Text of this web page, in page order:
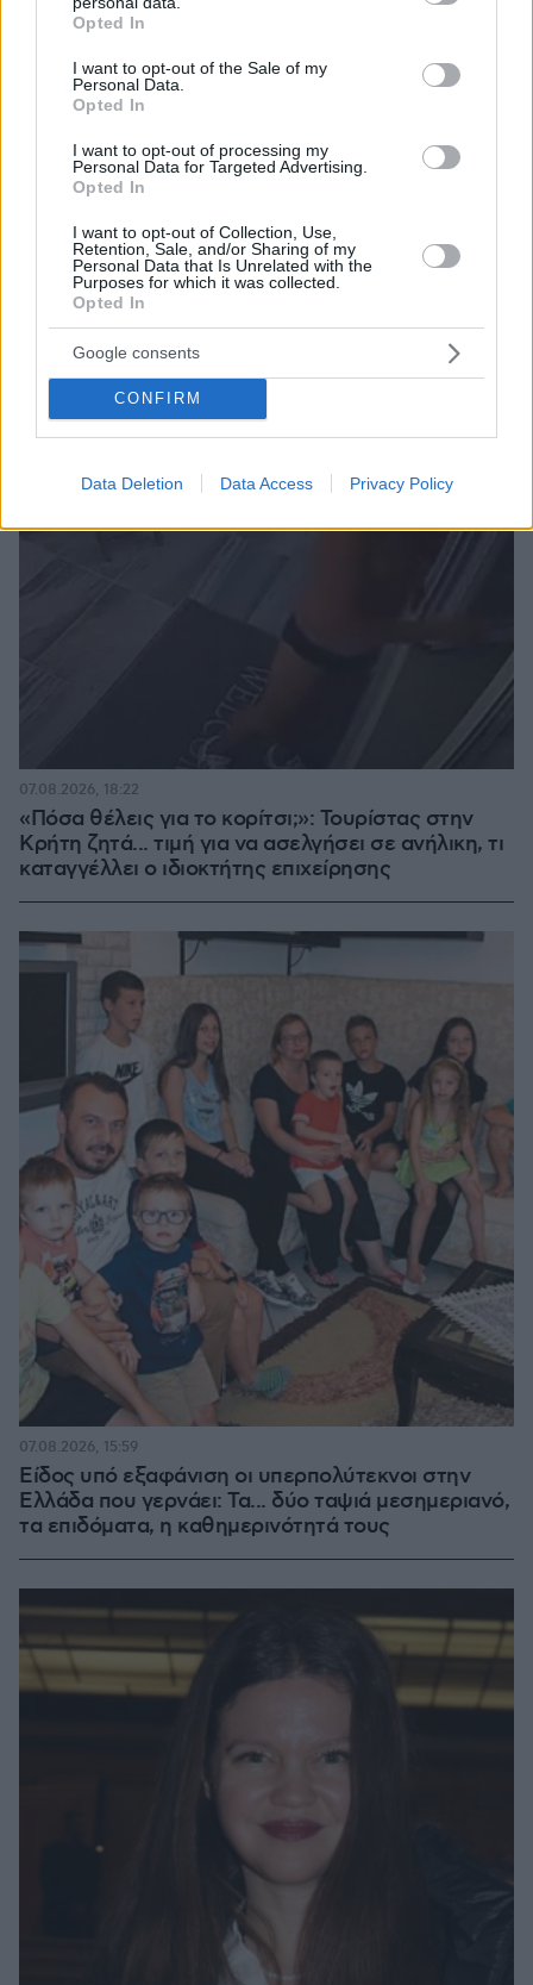
grant or deny consent to Google and its third-party tags to
use your data for below specified purposes in below Google
consent section.
Opted In
I want to opt-out of the Sale of my
Personal Data.
Opted In
I want to opt-out of processing my
Personal Data for Targeted Advertising.
Opted In
I want to opt-out of Collection, Use,
Retention, Sale, and/or Sharing of my
Personal Data that Is Unrelated with the
Purposes for which it was collected.
Opted In
Google consents
CONFIRM
Data Deletion Data Access Privacy Policy
Υπό έλεγχο η πυρκαγιά σε ισόγειο κατάστημα στο
Παλαιό Φάληρο, εκκενώθηκε προληπτικά πολυκατοικία
07.08.2026, 23:47
ΤΑ ΠΙΟ ΔΗΜΟΦΙΛΗ
«Πόσα θέλεις για το κορίτσι;»: Τουρίστας στην
Κρήτη ζητά... τιμή για να ασελγήσει σε ανήλικη, τι
καταγγέλλει ο ιδιοκτήτης επιχείρησης
07.08.2026, 18:22
Είδος υπό εξαφάνιση οι υπερπολύτεκνοι στην
Ελλάδα που γερνάει: Τα... δύο ταψιά μεσημεριανό,
τα επιδόματα, η καθημερινότητά τους
07.08.2026, 15:59